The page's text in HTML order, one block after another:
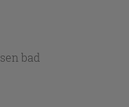
bad